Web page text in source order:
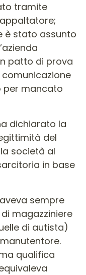
tramite
è stato assunto
patto di prova
per mancato
dichiarato la
del
società al
in base
sempre
magazziniere
di autista)
qualifica